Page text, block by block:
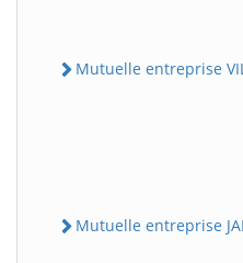
Mutuelle entreprise
Mutuelle entreprise